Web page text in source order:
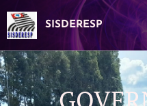
SISDERESP